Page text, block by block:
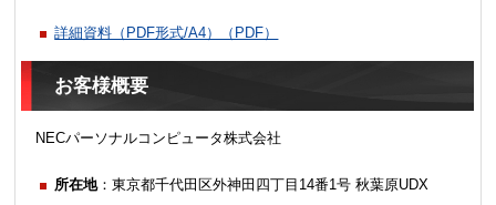
詳細資料（PDF形式/A4）（PDF）
お客様概要
NECパーソナルコンピュータ株式会社
所在地：東京都千代田区外神田四丁目14番1号 秋葉原UDX